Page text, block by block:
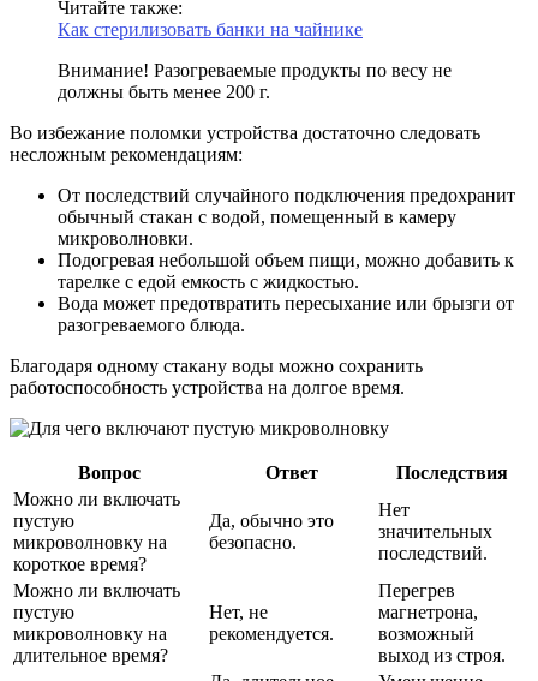
Читайте также:
Как стерилизовать банки на чайнике
Внимание! Разогреваемые продукты по весу не
должны быть менее 200 г.
Во избежание поломки устройства достаточно следовать
несложным рекомендациям:
От последствий случайного подключения предохранит
обычный стакан с водой, помещенный в камеру
микроволновки.
Подогревая небольшой объем пищи, можно добавить к
тарелке с едой емкость с жидкостью.
Вода может предотвратить пересыхание или брызги от
разогреваемого блюда.
Благодаря одному стакану воды можно сохранить
работоспособность устройства на долгое время.
Вопрос Ответ
Последствия
Можно ли включать
пустую
микроволновку на
короткое время?
Да, обычно это
безопасно.
Нет
значительных
последствий.
Можно ли включать
пустую
микроволновку на
длительное время?
Нет, не
рекомендуется.
Перегрев
магнетрона,
возможный
выход из строя.